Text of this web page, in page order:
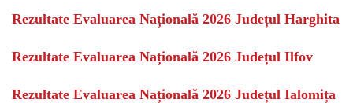
Rezultate Evaluarea Națională 2026 Județul Harghita
Rezultate Evaluarea Națională 2026 Județul Ilfov
Rezultate Evaluarea Națională 2026 Județul Ialomița